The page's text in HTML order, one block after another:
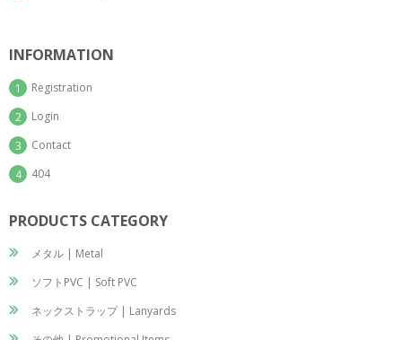
INFORMATION
1
Registration
2
Login
3
Contact
4
404
PRODUCTS CATEGORY
メタル | Metal
ソフトPVC | Soft PVC
ネックストラップ | Lanyards